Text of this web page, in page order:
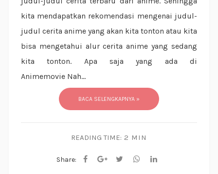
kita mendapatkan rekomendasi mengenai judul-
judul cerita anime yang akan kita tonton atau kita
bisa mengetahui alur cerita anime yang sedang
kita tonton. Apa saja yang ada di
Animemovie Nah...
BACA SELENGKAPNYA »
READING TIME: 2 MIN
Share: